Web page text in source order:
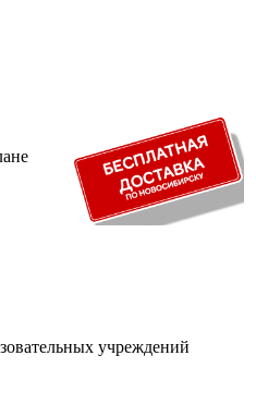
учреждений